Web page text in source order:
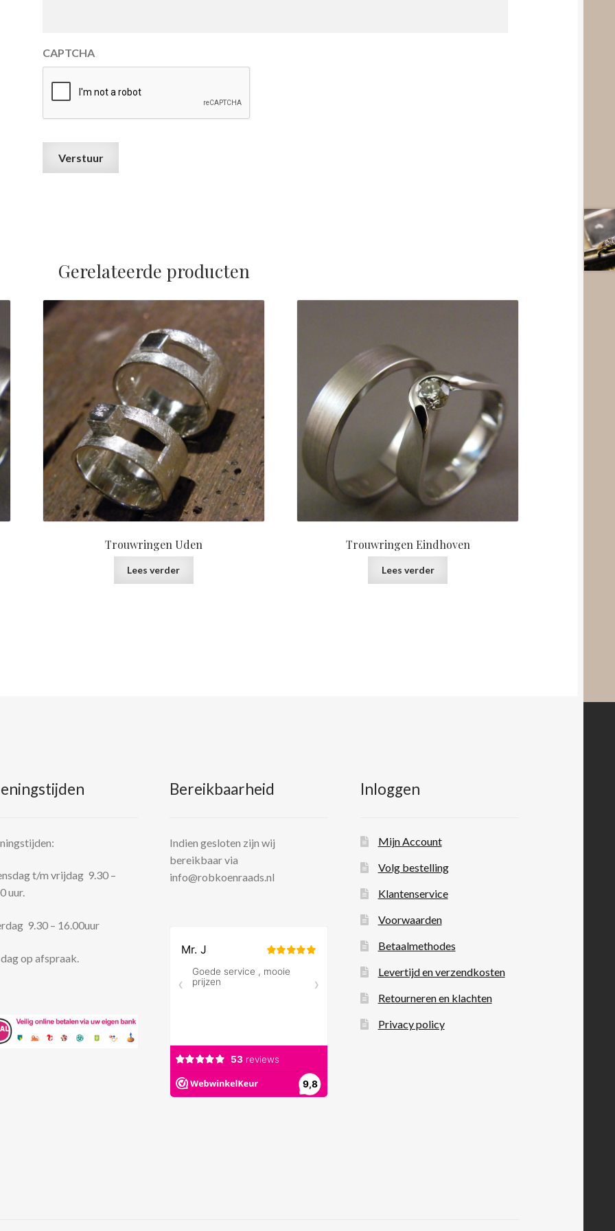
CAPTCHA
Gerelateerde producten
Trouwringen Uden
Lees verder
Trouwringen Eindhoven
Lees verder
t/m vrijdag 9.30 –
uur.
9.30 – 16.00uur
op afspraak.
Bereikbaarheid
Indien gesloten zijn wij
bereikbaar via
info@robkoenraads.nl
Inloggen
Mijn Account
Volg bestelling
Klantenservice
Voorwaarden
Betaalmethodes
Levertijd en verzendkosten
Retourneren en klachten
Privacy policy